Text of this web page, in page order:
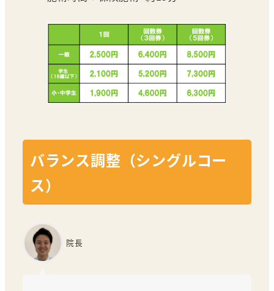
バランス調整（シングルコー
ス）
院長